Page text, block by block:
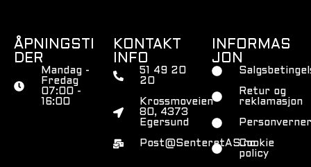
ÅPNINGSTI
DER
Mandag -
Fredag
07:00 -
16:00
KONTAKT
INFO
51 49 20
20
Krossmoveien
80, 4373
Egersund
Post@SenteretAS.no
INFORMAS
JON
Retur og
reklamasjon
Cookie
policy